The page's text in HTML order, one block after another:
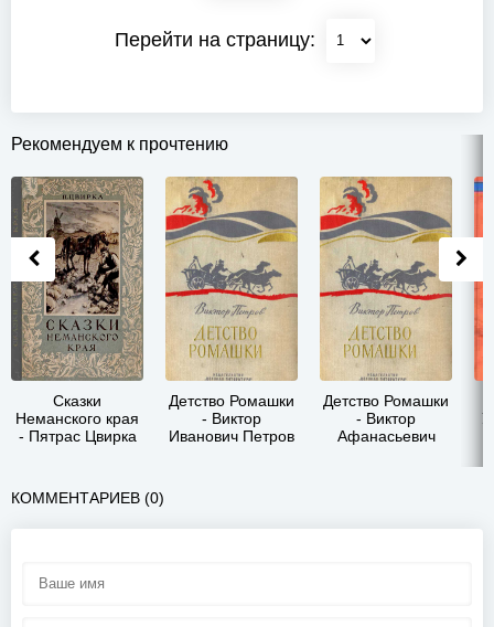
Перейти на страницу:
Рекомендуем к прочтению
Сказки
Неманского края
- Пятрас Цвирка
Детство Ромашки
- Виктор
Иванович Петров
Детство Ромашки
- Виктор
Афанасьевич
КОММЕНТАРИЕВ (0)